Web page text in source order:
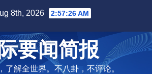
8th, 2026 2:57:27 AM
要闻简报
了解全世界。不八卦，不评论。